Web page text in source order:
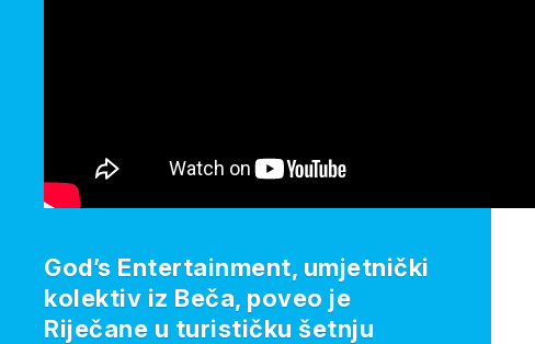
God’s Entertainment, umjetnički
kolektiv iz Beča, poveo je
Riječane u turističku šetnju